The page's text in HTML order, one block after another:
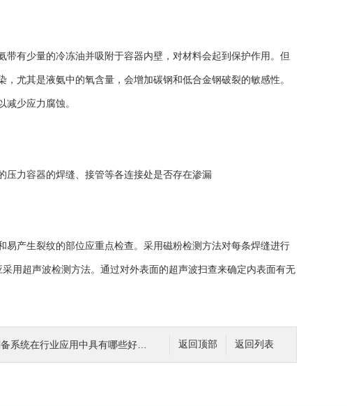
有少量的冷冻油并吸附于容器内壁，对材料会起到保护作用。但
尤其是液氨中的氧含量，会增加碳钢和低合金钢破裂的敏感性。
少应力腐蚀。
力容器的焊缝、接管等各连接处是否存在渗漏
产生裂纹的部位应重点检查。采用磁粉检测方法对每条焊缝进行
用超声波检测方法。通过对外表面的超声波扫查来确定内表面有无
返回列表
返回顶部
系统在行业应用中具有哪些好处？